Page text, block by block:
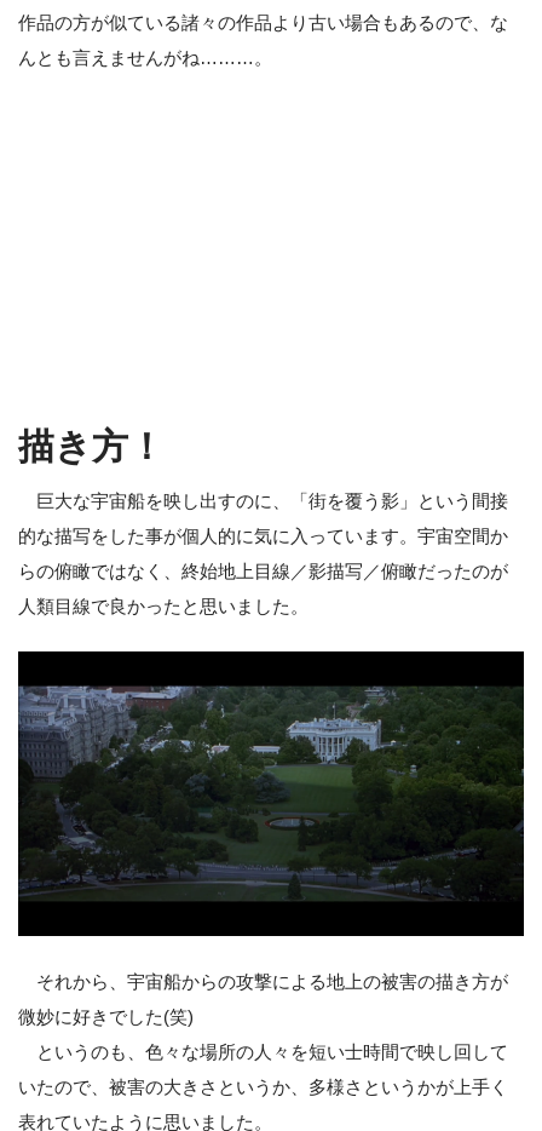
作品の方が似ている諸々の作品より古い場合もあるので、な
んとも言えませんがね………。
描き方！
巨大な宇宙船を映し出すのに、「街を覆う影」という間接
的な描写をした事が個人的に気に入っています。宇宙空間か
らの俯瞰ではなく、終始地上目線／影描写／俯瞰だったのが
人類目線で良かったと思いました。
それから、宇宙船からの攻撃による地上の被害の描き方が
微妙に好きでした(笑)
というのも、色々な場所の人々を短い士時間で映し回して
いたので、被害の大きさというか、多様さというかが上手く
表れていたように思いました。